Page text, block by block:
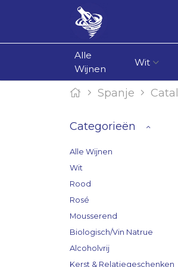
Alle
Wijnen
Wit
Spanje
Categorieën
Alle Wijnen
Wit
Rood
Rosé
Mousserend
Biologisch/Vin Natrue
Alcoholvrij
Kerst & Relatiegeschenken